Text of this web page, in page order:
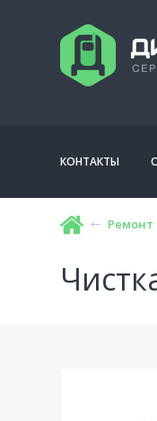
КОНТАКТЫ
Ремонт